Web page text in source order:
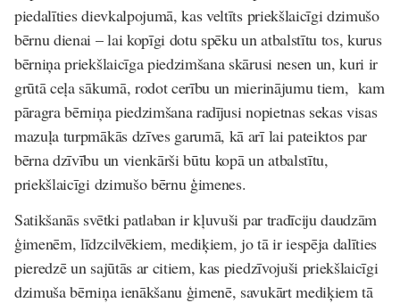
piedalīties dievkalpojumā, kas veltīts priekšlaicīgi dzimušo
bērnu dienai – lai kopīgi dotu spēku un atbalstītu tos, kurus
bērniņa priekšlaicīga piedzimšana skārusi nesen un, kuri ir
grūtā ceļa sākumā, rodot cerību un mierinājumu tiem, kam
pāragra bērniņa piedzimšana radījusi nopietnas sekas visas
mazuļa turpmākās dzīves garumā, kā arī lai pateiktos par
bērna dzīvību un vienkārši būtu kopā un atbalstītu,
priekšlaicīgi dzimušo bērnu ģimenes.
Satikšanās svētki patlaban ir kļuvuši par tradīciju daudzām
ģimenēm, līdzcilvēkiem, mediķiem, jo tā ir iespēja dalīties
pieredzē un sajūtās ar citiem, kas piedzīvojuši priekšlaicīgi
dzimuša bērniņa ienākšanu ģimenē, savukārt mediķiem tā